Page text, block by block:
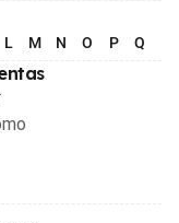
L M N O P Q